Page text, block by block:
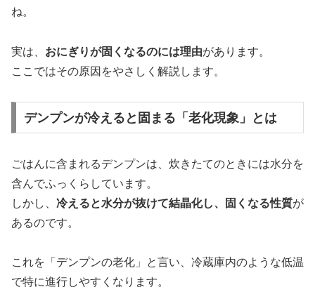
ね。
実は、 おにぎりが固くなるのには理由があります。
ここではその原因をやさしく解説します。
デンプンが冷えると固まる「老化現象」とは
ごはんに含まれるデンプンは、炊きたてのときには水分を
含んでふっくらしています。
しかし、 冷えると水分が抜けて結晶化し、固くなる性質が
あるのです。
これを「デンプンの老化」と言い、冷蔵庫内のような低温
で特に進行しやすくなります。